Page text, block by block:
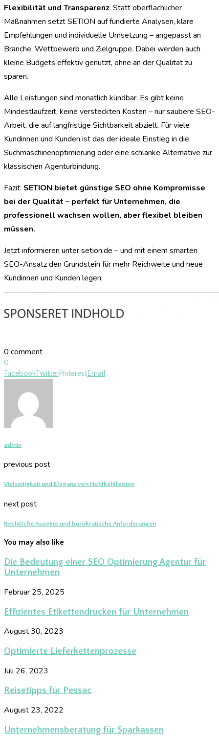
Flexibilität und Transparenz. Statt oberflächlicher
Maßnahmen setzt SETION auf fundierte Analysen, klare
Empfehlungen und individuelle Umsetzung – angepasst an
Branche, Wettbewerb und Zielgruppe. Dabei werden auch
kleine Budgets effektiv genutzt, ohne an der Qualität zu
sparen.
Alle Leistungen sind monatlich kündbar. Es gibt keine
Mindestlaufzeit, keine versteckten Kosten – nur saubere SEO-
Arbeit, die auf langfristige Sichtbarkeit abzielt. Für viele
Kundinnen und Kunden ist das der ideale Einstieg in die
Suchmaschinenoptimierung oder eine schlanke Alternative zur
klassischen Agenturbindung.
Fazit: SETION bietet günstige SEO ohne Kompromisse
bei der Qualität – perfekt für Unternehmen, die
professionell wachsen wollen, aber flexibel bleiben
müssen.
Jetzt informieren unter setion.de – und mit einem smarten
SEO-Ansatz den Grundstein für mehr Reichweite und neue
Kundinnen und Kunden legen.
0 comment
0
FacebookTwitterPinterestEmail
admin
previous post
Vielseitigkeit und Eleganz von Hohlkehlleisten
next post
Rechtliche Aspekte und bürokratische Anforderungen
You may also like
Die Bedeutung einer SEO Optimierung Agentur für
Unternehmen
Februar 25, 2025
Effizientes Etikettendrucken für Unternehmen
August 30, 2023
Optimierte Lieferkettenprozesse
Juli 26, 2023
Reisetipps für Pessac
August 23, 2022
Unternehmensberatung für Sparkassen